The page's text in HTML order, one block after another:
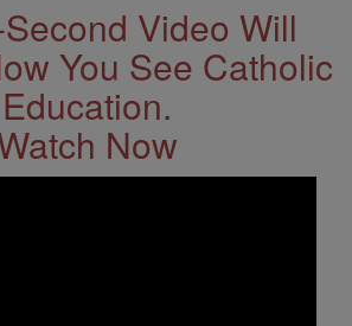
Video Will
You See Catholic
Education.
Now